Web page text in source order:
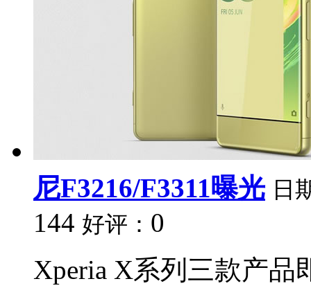
尼F3216/F3311曝光 日
144 好评： 0
Xperia X系列三款产品